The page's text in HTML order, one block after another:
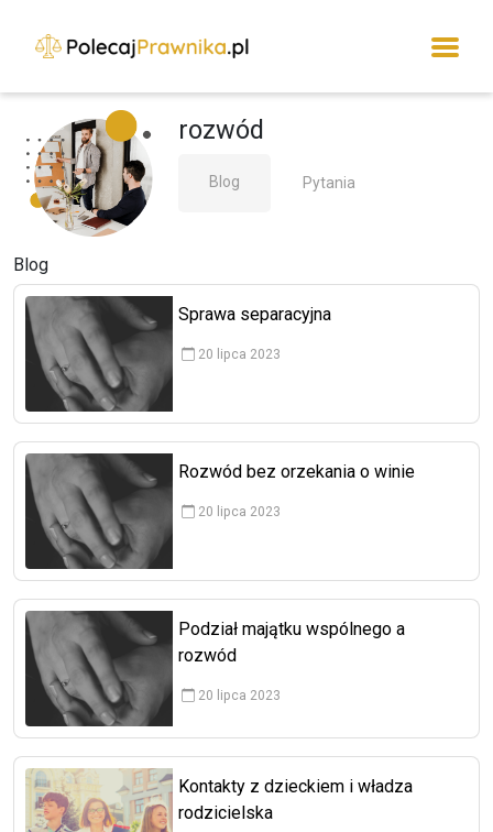
rozwód
Blog Pytania
Blog
Sprawa separacyjna
20 lipca 2023
Rozwód bez orzekania o winie
20 lipca 2023
Podział majątku wspólnego a
rozwód
20 lipca 2023
Kontakty z dzieckiem i władza
rodzicielska